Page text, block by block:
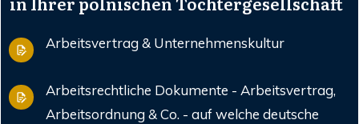
Arbeitsvertrag & Unternehmenskultur
Arbeitsrechtliche Dokumente - Arbeitsvertrag,
Arbeitsordnung & Co. - auf welche deutsche